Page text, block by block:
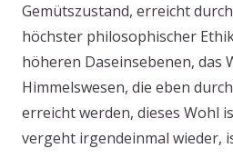
Gemütszustand, erreicht
höchster philosophischer
höheren Daseinsebenen, das
Himmelswesen, die eben
erreicht werden, dieses Wohl
vergeht irgendeinmal wieder,